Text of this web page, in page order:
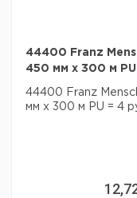
44400 Franz
450 мм x 300 м
44400 Franz
мм x 300 м PU = 4